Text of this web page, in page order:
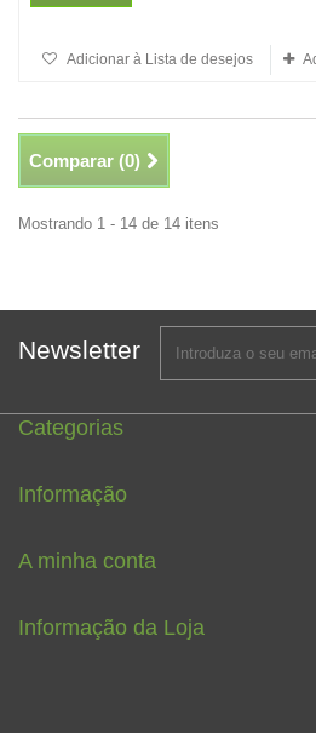
Adicionar à Lista de desejos
Comparar (0)
Mostrando 1 - 14 de 14 itens
Newsletter
Categorias
Informação
A minha conta
Informação da Loja